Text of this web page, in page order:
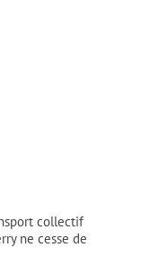
collectif
ne cesse de